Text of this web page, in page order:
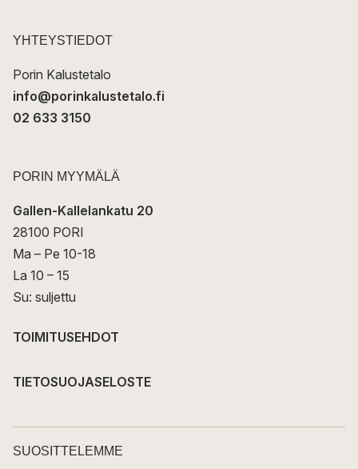
t
YHTEYSTIEDOT
Porin Kalustetalo
info@porinkalustetalo.fi
02 633 3150
PORIN MYYMÄLÄ
Gallen-Kallelankatu 20
28100 PORI
Ma – Pe 10-18
La 10 – 15
Su: suljettu
TOIMITUSEHDOT
TIETOSUOJASELOSTE
SUOSITTELEMME